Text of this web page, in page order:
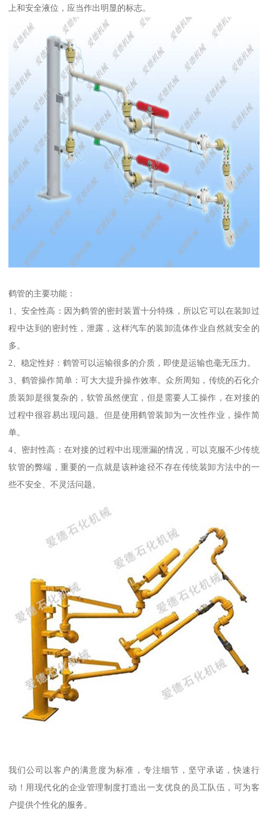
上和安全液位，应当作出明显的标志。
鹤管的主要功能：
1、安全性高：因为鹤管的密封装置十分特殊，所以它可以在装卸过
程中达到的密封性，泄露，这样汽车的装卸流体作业自然就安全的
多。
2、稳定性好：鹤管可以运输很多的介质，即使是运输也毫无压力。
3、鹤管操作简单：可大大提升操作效率。众所周知，传统的石化介
质装卸是很复杂的，软管虽然便宜，但是需要人工操作，在对接的
过程中很容易出现问题。但是使用鹤管装卸为一次性作业，操作简
单。
4、密封性高：在对接的过程中出现泄漏的情况，可以克服不少传统
软管的弊端，重要的一点就是该种途径不存在传统装卸方法中的一
些不安全、不灵活问题。
我们公司以客户的满意度为标准，专注细节，坚守承诺，快速行
动！用现代化的企业管理制度打造出一支优良的员工队伍，可为客
户提供个性化的服务。